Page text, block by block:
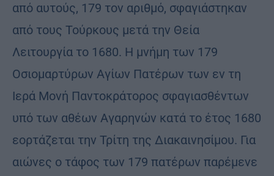
από αυτούς, 179 τον αριθμό, σφαγιάστηκαν
από τους Τούρκους μετά την Θεία
Λειτουργία το 1680. Η μνήμη των 179
Οσιομαρτύρων Αγίων Πατέρων των εν τη
Ιερά Μονή Παντοκράτορος σφαγιασθέντων
υπό των αθέων Αγαρηνών κατά το έτος 1680
εορτάζεται την Τρίτη της Διακαινησίμου. Για
αιώνες ο τάφος των 179 πατέρων παρέμενε